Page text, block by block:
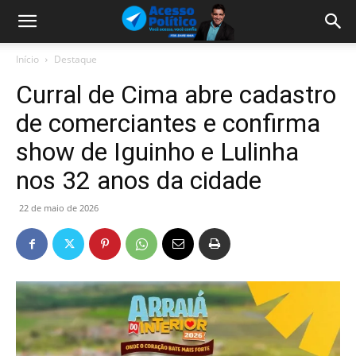
Início Destaque
Curral de Cima abre cadastro
de comerciantes e confirma
show de Iguinho e Lulinha
nos 32 anos da cidade
22 de maio de 2026